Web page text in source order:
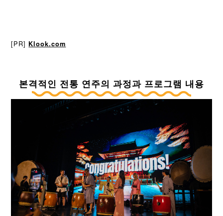
[PR] Klook.com
본격적인 전통 연주의 과정과 프로그램 내용